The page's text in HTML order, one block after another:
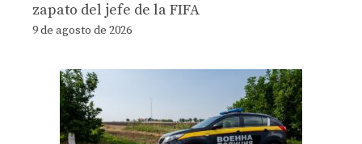
zapato del jefe de la FIFA
9 de agosto de 2026